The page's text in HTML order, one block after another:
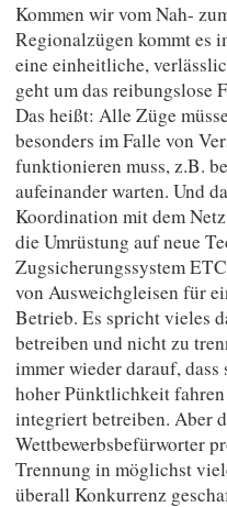
Kommen wir vom Nah-
Regionalzügen kommt es
eine einheitliche,
geht um das reibungslose
Das heißt: Alle Züge
besonders im Falle von
funktionieren muss, z.B.
aufeinander warten. Und
Koordination mit dem
die Umrüstung auf neue
Zugsicherungssystem
von Ausweichgleisen für
Betrieb. Es spricht vieles
betreiben und nicht zu
immer wieder darauf,
hoher Pünktlichkeit
integriert betreiben. Aber
Wettbewerbsbefürworter
Trennung in möglichst
überall Konkurrenz